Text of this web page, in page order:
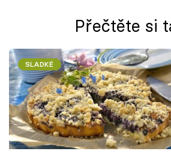
Přečtěte si
SLADKÉ